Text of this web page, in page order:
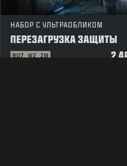
НАБОР С УЛЬТРАОБЛИКОМ
ПЕРЕЗАГРУЗКА ЗАЩИТЫ
BO7 WZ ZM 2